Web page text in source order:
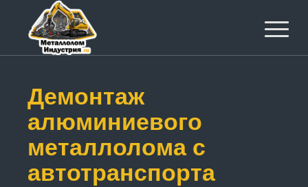
Демонтаж
алюминиевого
металлолома с
автотранспорта